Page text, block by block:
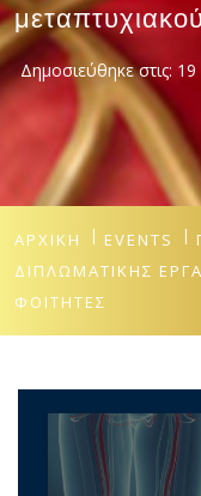
Δημοσιεύθηκε στις:
ΑΡΧΙΚΉ EVENTS
ΔΙΠΛΩΜΑΤΙΚΉΣ
ΦΟΙΤΗΤΈΣ